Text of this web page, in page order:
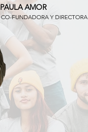
PAULA AMOR
CO-FUNDADORA Y DIRECTORA